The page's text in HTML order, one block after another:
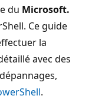
du Microsoft.
Ce guide
la
avec des
.